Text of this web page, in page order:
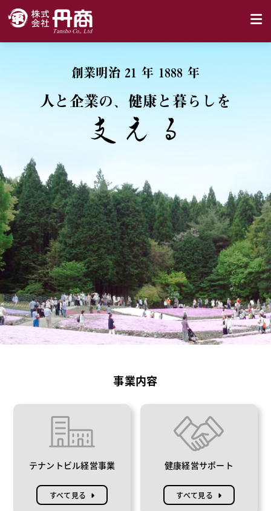
創業明治 21 年 1888 年
人と企業の、健康と暮らしを
支える
事業内容
テナントビル経営事業
すべて見る
健康経営サポート
すべて見る